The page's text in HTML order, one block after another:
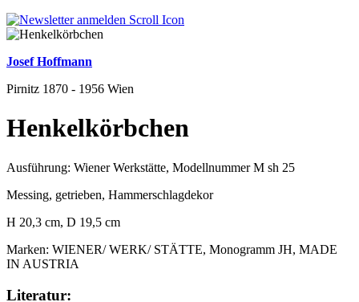
Josef Hoffmann
Pirnitz 1870 - 1956 Wien
Henkelkörbchen
Ausführung: Wiener Werkstätte, Modellnummer M sh 25
Messing, getrieben, Hammerschlagdekor
H 20,3 cm, D 19,5 cm
Marken: WIENER/ WERK/ STÄTTE, Monogramm JH, MADE
IN AUSTRIA
Literatur: